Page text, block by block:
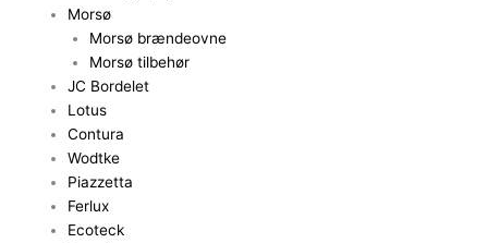
Morsø
Morsø brændeovne
Morsø tilbehør
JC Bordelet
Lotus
Contura
Wodtke
Piazzetta
Ferlux
Ecoteck